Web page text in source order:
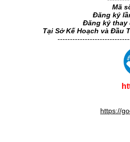
Mã
Đăng ký
Đăng ký thay
Tại Sở Kế Hoạch và Đầu
https://